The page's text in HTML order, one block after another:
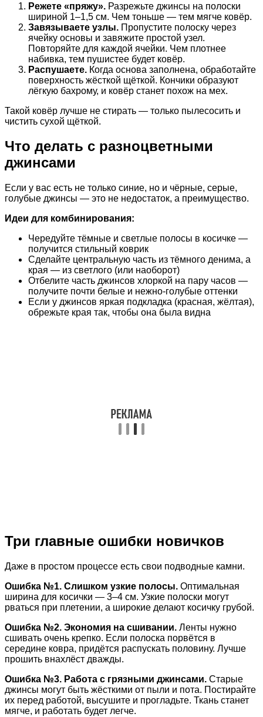
Режете «пряжу». Разрежьте джинсы на полоски
шириной 1–1,5 см. Чем тоньше — тем мягче ковёр.
Завязываете узлы. Пропустите полоску через
ячейку основы и завяжите простой узел.
Повторяйте для каждой ячейки. Чем плотнее
набивка, тем пушистее будет ковёр.
Распушаете. Когда основа заполнена, обработайте
поверхность жёсткой щёткой. Кончики образуют
лёгкую бахрому, и ковёр станет похож на мех.
Такой ковёр лучше не стирать — только пылесосить и
чистить сухой щёткой.
Что делать с разноцветными
джинсами
Если у вас есть не только синие, но и чёрные, серые,
голубые джинсы — это не недостаток, а преимущество.
Идеи для комбинирования:
Чередуйте тёмные и светлые полосы в косичке —
получится стильный коврик
Сделайте центральную часть из тёмного денима, а
края — из светлого (или наоборот)
Отбелите часть джинсов хлоркой на пару часов —
получите почти белые и нежно-голубые оттенки
Если у джинсов яркая подкладка (красная, жёлтая),
обрежьте края так, чтобы она была видна
Три главные ошибки новичков
Даже в простом процессе есть свои подводные камни.
Ошибка №1. Слишком узкие полосы. Оптимальная
ширина для косички — 3–4 см. Узкие полоски могут
рваться при плетении, а широкие делают косичку грубой.
Ошибка №2. Экономия на сшивании. Ленты нужно
сшивать очень крепко. Если полоска порвётся в
середине ковра, придётся распускать половину. Лучше
прошить внахлёст дважды.
Ошибка №3. Работа с грязными джинсами. Старые
джинсы могут быть жёсткими от пыли и пота. Постирайте
их перед работой, высушите и прогладьте. Ткань станет
мягче, и работать будет легче.